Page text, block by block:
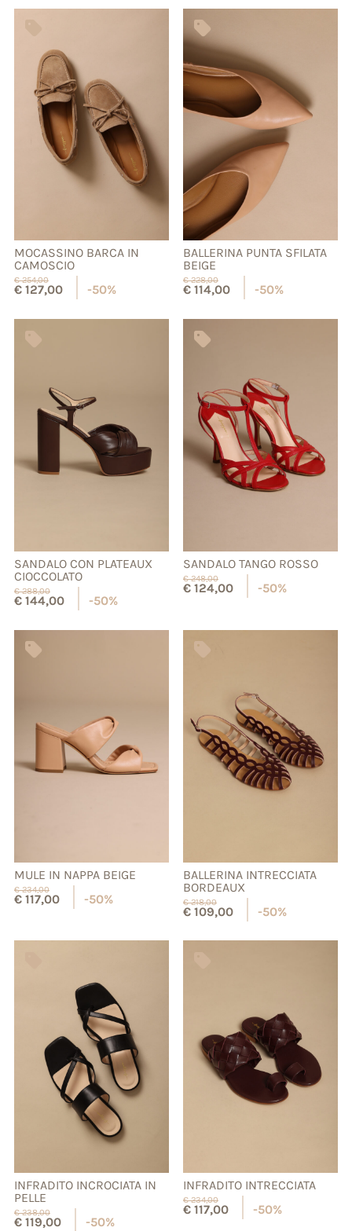
MOCASSINO BARCA IN
CAMOSCIO
€254,00
€127,00 -50%
BALLERINA PUNTA SFILATA
BEIGE
€228,00
€114,00 -50%
SANDALO CON PLATEAUX
CIOCCOLATO
€288,00
€144,00 -50%
SANDALO TANGO ROSSO
€248,00
€124,00 -50%
MULE IN NAPPA BEIGE
€234,00
€117,00 -50%
BALLERINA INTRECCIATA
BORDEAUX
€218,00
€109,00 -50%
INFRADITO INCROCIATA IN
PELLE
€238,00
€119,00 -50%
INFRADITO INTRECCIATA
€234,00
€117,00 -50%